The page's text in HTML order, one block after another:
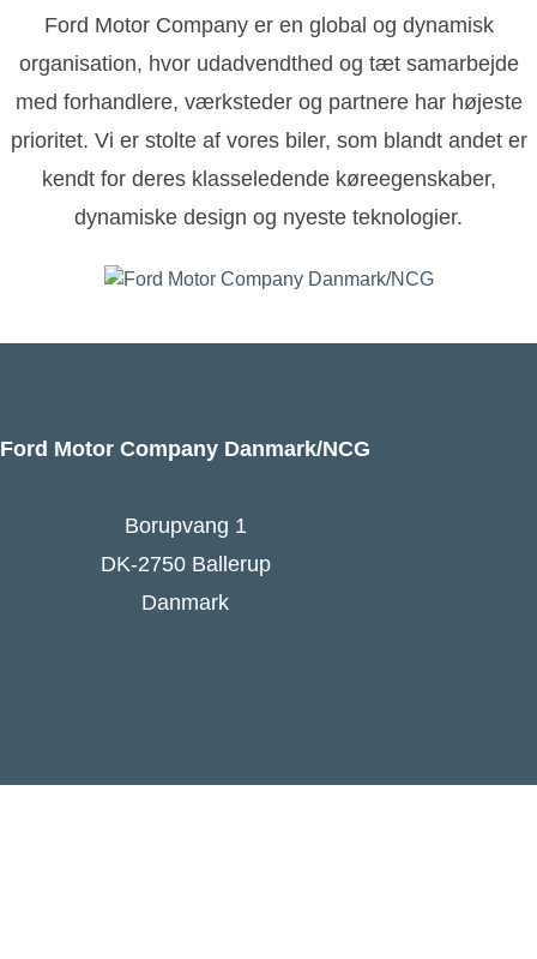
Ford Motor Company er en global og dynamisk
organisation, hvor udadvendthed og tæt samarbejde
med forhandlere, værksteder og partnere har højeste
prioritet. Vi er stolte af vores biler, som blandt andet er
kendt for deres klasseledende køreegenskaber,
dynamiske design og nyeste teknologier.
Ford Motor Company Danmark/NCG
Borupvang 1
DK-2750 Ballerup
Danmark